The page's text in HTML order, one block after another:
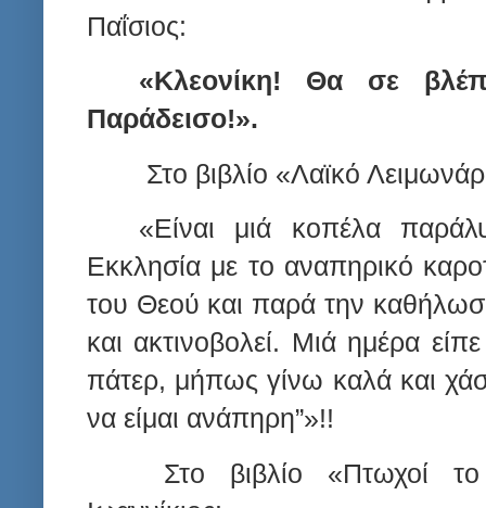
Παΐσιος:
«Κλεονίκη! Θα σε
Παράδεισο!».
Στο βιβλίο «Λαϊκό
«Είναι μιά κοπέλα
Εκκλησία με το αναπηρικό
του Θεού και παρά την
και ακτινοβολεί. Μιά ημέρα
πάτερ, μήπως γίνω καλά και
να είμαι ανάπηρη”»!!
Στο βιβλίο «Πτωχοί